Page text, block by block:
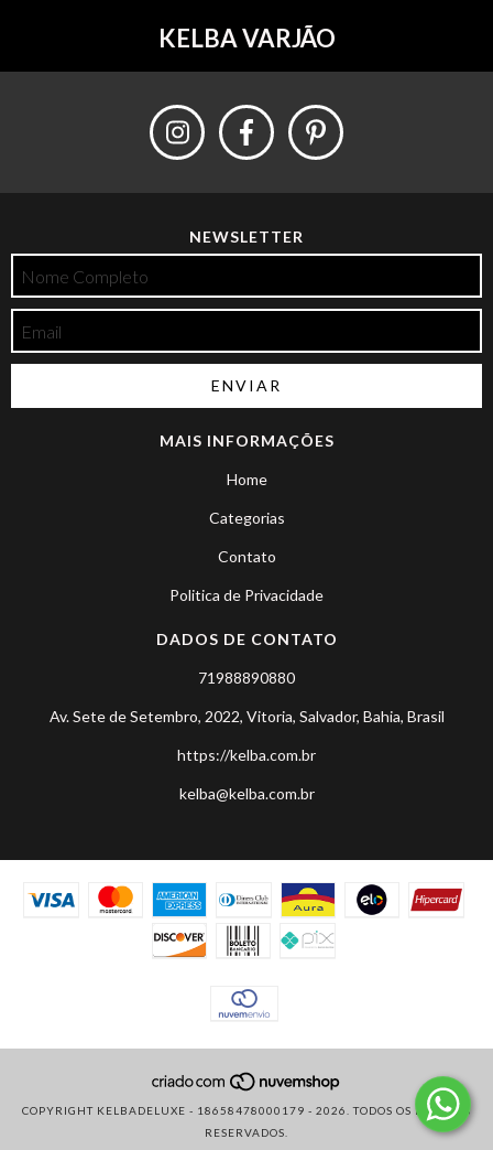
KELBA VARJÃO
NEWSLETTER
MAIS INFORMAÇÕES
Home
Categorias
Contato
Politica de Privacidade
DADOS DE CONTATO
71988890880
Av. Sete de Setembro, 2022, Vitoria, Salvador, Bahia, Brasil
https://kelba.com.br
kelba@kelba.com.br
COPYRIGHT KELBADELUXE - 18658478000179 - 2026. TODOS OS DIREITOS
RESERVADOS.